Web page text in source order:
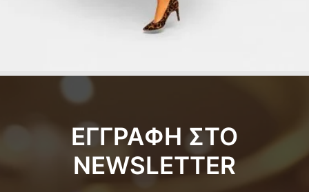
ΕΓΓΡΑΦΗ ΣΤΟ
NEWSLETTER